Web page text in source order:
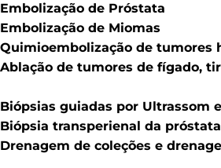
Embolização de Próstata
Embolização de Miomas
Quimioembolização de tumores
Ablação de tumores de fígado,
Biópsias guiadas por Ultrassom
Biópsia transperienal da próstata
Drenagem de coleções e